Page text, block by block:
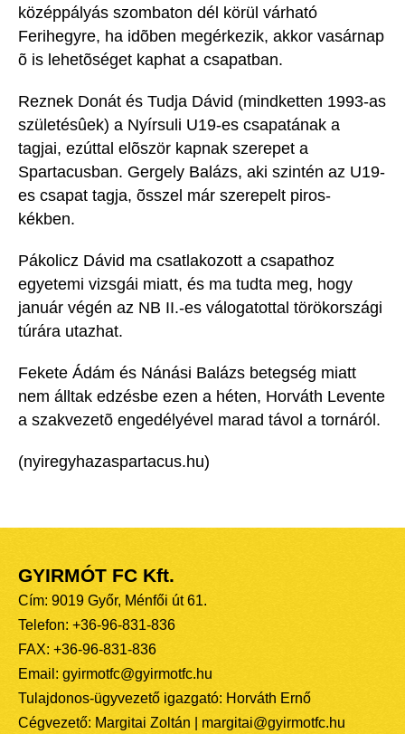
középpályás szombaton dél körül várható
Ferihegyre, ha idõben megérkezik, akkor vasárnap
õ is lehetõséget kaphat a csapatban.
Reznek Donát és Tudja Dávid (mindketten 1993-as
születésûek) a Nyírsuli U19-es csapatának a
tagjai, ezúttal elõször kapnak szerepet a
Spartacusban. Gergely Balázs, aki szintén az U19-
es csapat tagja, õsszel már szerepelt piros-
kékben.
Pákolicz Dávid ma csatlakozott a csapathoz
egyetemi vizsgái miatt, és ma tudta meg, hogy
január végén az NB II.-es válogatottal törökországi
túrára utazhat.
Fekete Ádám és Nánási Balázs betegség miatt
nem álltak edzésbe ezen a héten, Horváth Levente
a szakvezetõ engedélyével marad távol a tornáról.
(nyiregyhazaspartacus.hu)
GYIRMÓT FC Kft.
Cím: 9019 Győr, Ménfői út 61.
Telefon: +36-96-831-836
FAX: +36-96-831-836
Email: gyirmotfc@gyirmotfc.hu
Tulajdonos-ügyvezető igazgató: Horváth Ernő
Cégvezető: Margitai Zoltán | margitai@gyirmotfc.hu